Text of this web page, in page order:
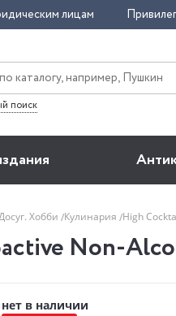
лицам
поиск
Хобби Кулинария High
Non-
нет в наличии